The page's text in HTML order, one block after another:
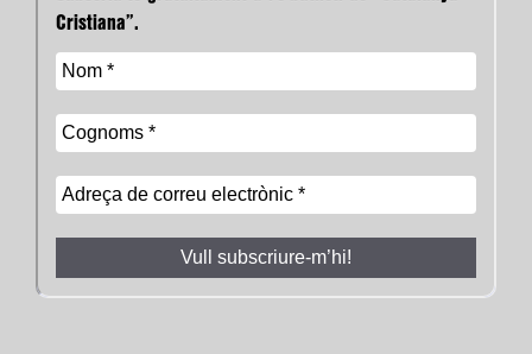
Cristiana”.